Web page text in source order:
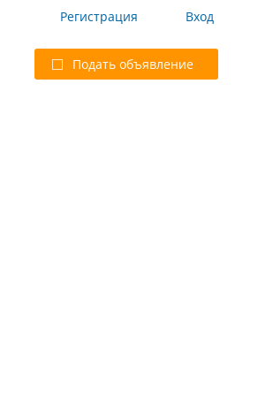
Регистрация Вход
Подать объявление